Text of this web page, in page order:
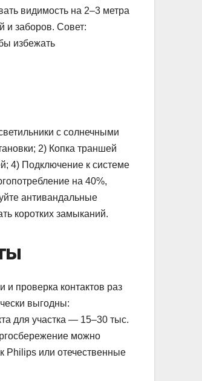
видимость на 2–3 метра
и заборов. Совет:
избежать
с солнечными
2) Копка траншей
4) Подключение к системе
на 40%,
антивандальные
коротких замыканий.
и проверка контактов раз
выгодны:
для участка — 15–30 тыс.
можно
Philips или отечественные